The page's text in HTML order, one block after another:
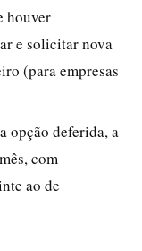
houver
e solicitar nova
(para empresas
opção deferida, a
com
ao de